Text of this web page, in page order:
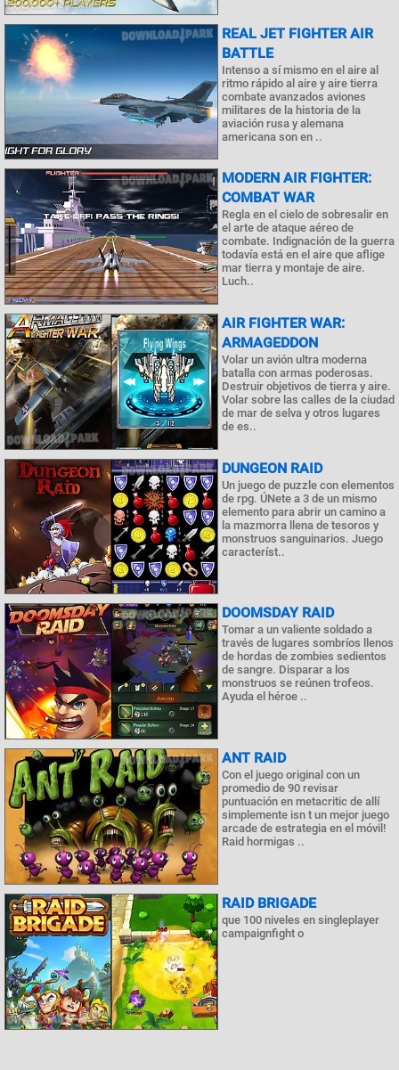
REAL JET FIGHTER AIR
BATTLE
Intenso a sí mismo en el aire al
ritmo rápido al aire y aire tierra
combate avanzados aviones
militares de la historia de la
aviación rusa y alemana
americana son en ..
MODERN AIR FIGHTER:
COMBAT WAR
Regla en el cielo de sobresalir en
el arte de ataque aéreo de
combate. Indignación de la guerra
todavía está en el aire que aflige
mar tierra y montaje de aire.
Luch..
AIR FIGHTER WAR:
ARMAGEDDON
Volar un avión ultra moderna
batalla con armas poderosas.
Destruir objetivos de tierra y aire.
Volar sobre las calles de la ciudad
de mar de selva y otros lugares
de es..
DUNGEON RAID
Un juego de puzzle con elementos
de rpg. ÚNete a 3 de un mismo
elemento para abrir un camino a
la mazmorra llena de tesoros y
monstruos sanguinarios. Juego
característ..
DOOMSDAY RAID
Tomar a un valiente soldado a
través de lugares sombríos llenos
de hordas de zombies sedientos
de sangre. Disparar a los
monstruos se reúnen trofeos.
Ayuda el héroe ..
ANT RAID
Con el juego original con un
promedio de 90 revisar
puntuación en metacritic de allí
simplemente isn t un mejor juego
arcade de estrategia en el móvil!
Raid hormigas ..
RAID BRIGADE
que 100 niveles en singleplayer
campaignfight o